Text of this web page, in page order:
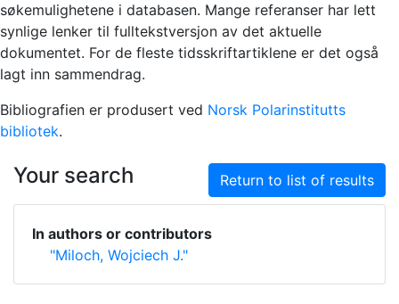
søkemulighetene i databasen. Mange referanser har lett
synlige lenker til fulltekstversjon av det aktuelle
dokumentet. For de fleste tidsskriftartiklene er det også
lagt inn sammendrag.
Bibliografien er produsert ved Norsk Polarinstitutts
bibliotek.
Your search Return to list of results
In authors or contributors
"Miloch, Wojciech J."